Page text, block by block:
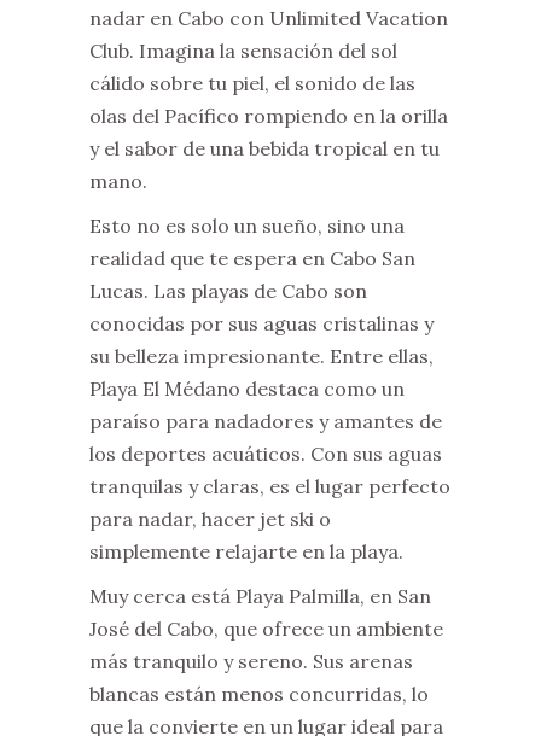
nadar en Cabo con Unlimited Vacation
Club. Imagina la sensación del sol
cálido sobre tu piel, el sonido de las
olas del Pacífico rompiendo en la orilla
y el sabor de una bebida tropical en tu
mano.
Esto no es solo un sueño, sino una
realidad que te espera en Cabo San
Lucas. Las playas de Cabo son
conocidas por sus aguas cristalinas y
su belleza impresionante. Entre ellas,
Playa El Médano destaca como un
paraíso para nadadores y amantes de
los deportes acuáticos. Con sus aguas
tranquilas y claras, es el lugar perfecto
para nadar, hacer jet ski o
simplemente relajarte en la playa.
Muy cerca está Playa Palmilla, en San
José del Cabo, que ofrece un ambiente
más tranquilo y sereno. Sus arenas
blancas están menos concurridas, lo
que la convierte en un lugar ideal para